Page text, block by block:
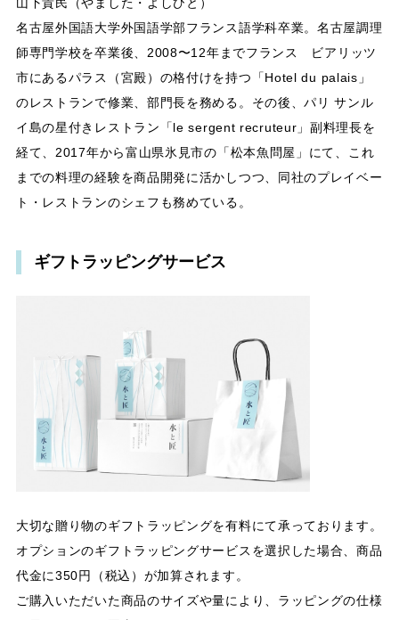
名古屋外国語大学外国語学部フランス語学科卒業。名古屋調理
師専門学校を卒業後、2008〜12年までフランス ビアリッツ
市にあるパラス（宮殿）の格付けを持つ「Hotel du palais」
のレストランで修業、部門長を務める。その後、パリ サンル
イ島の星付きレストラン「le sergent recruteur」副料理長を
経て、2017年から富山県氷見市の「松本魚問屋」にて、これ
までの料理の経験を商品開発に活かしつつ、同社のプレイベー
ト・レストランのシェフも務めている。
ギフトラッピングサービス
大切な贈り物のギフトラッピングを有料にて承っております。
オプションのギフトラッピングサービスを選択した場合、商品
代金に350円（税込）が加算されます。
ご購入いただいた商品のサイズや量により、ラッピングの仕様